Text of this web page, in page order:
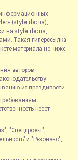
(styler.rbc.ua),
на styler.rbc.ua,
Такая гиперссылка
материала не ниже
авторов
их правдивости.
несет
"Спецпроект",
и "Резонанс",